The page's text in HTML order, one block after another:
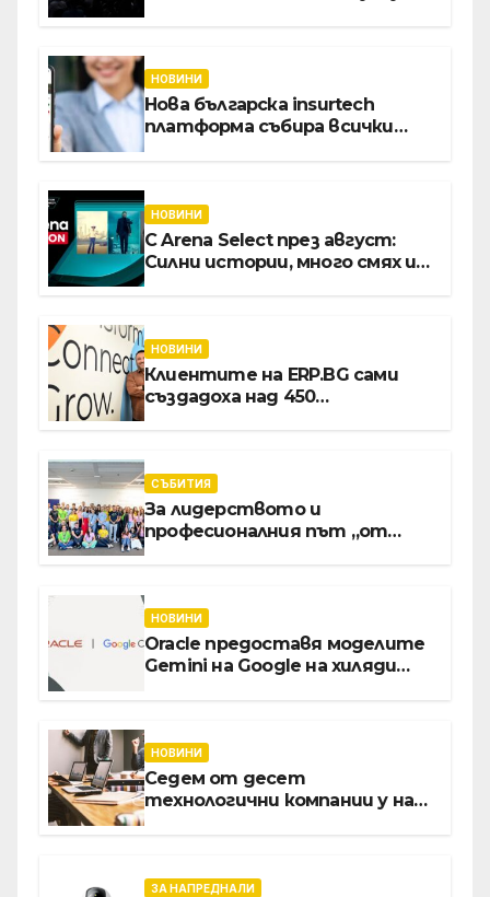
НОВИНИ
Нова българска insurtech
платформа събира всички
НОВИНИ
С Arena Select през август:
Силни истории, много смях и
НОВИНИ
Клиентите на ERP.BG сами
създадоха над 450
интелект
СЪБИТИЯ
За лидерството и
професионалния път „от
директор Асен Великов
НОВИНИ
Oracle предоставя моделите
Gemini на Google на хиляди
НОВИНИ
Седем от десет
технологични компании у нас
ЗА НАПРЕДНАЛИ